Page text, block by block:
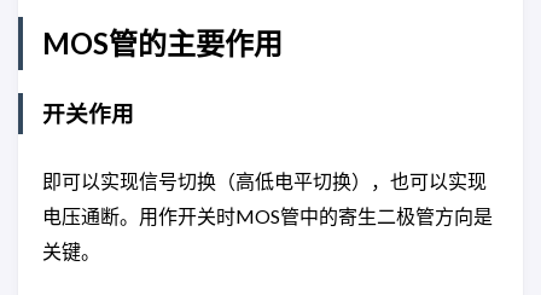
MOS管的主要作用
开关作用
即可以实现信号切换（高低电平切换），也可以实现
电压通断。用作开关时MOS管中的寄生二极管方向是
关键。